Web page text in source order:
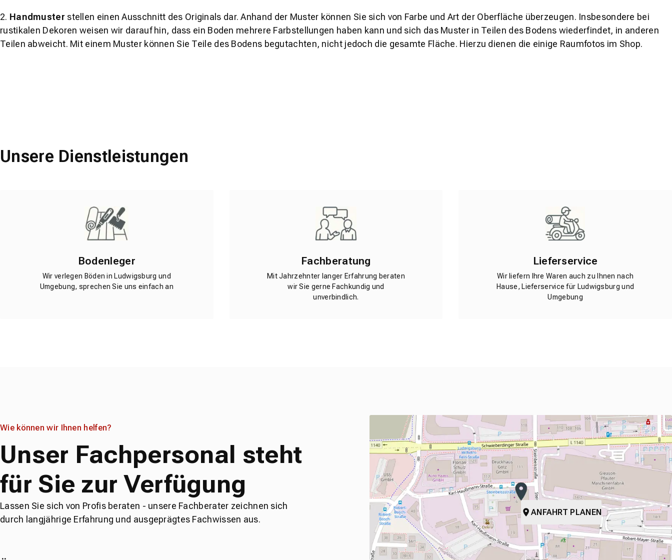
2. Handmuster stellen einen Ausschnitt des Originals dar. Anhand der Muster können Sie sich von Farbe und Art der Oberfläche überzeugen. Insbesondere bei
rustikalen Dekoren weisen wir darauf hin, dass ein Boden mehrere Farbstellungen haben kann und sich das Muster in Teilen des Bodens wiederfindet, in anderen
Teilen abweicht. Mit einem Muster können Sie Teile des Bodens begutachten, nicht jedoch die gesamte Fläche. Hierzu dienen die einige Raumfotos im Shop.
Unsere Dienstleistungen
Bodenleger
Wir verlegen Böden in Ludwigsburg und
Umgebung, sprechen Sie uns einfach an
Fachberatung
Mit Jahrzehnter langer Erfahrung beraten
wir Sie gerne Fachkundig und
unverbindlich.
Lieferservice
Wir liefern Ihre Waren auch zu Ihnen nach
Hause, Lieferservice für Ludwigsburg und
Umgebung
Wie können wir Ihnen helfen?
Unser Fachpersonal steht
für Sie zur Verfügung
Lassen Sie sich von Profis beraten - unsere Fachberater zeichnen sich
durch langjährige Erfahrung und ausgeprägtes Fachwissen aus.
ANFAHRT PLANEN